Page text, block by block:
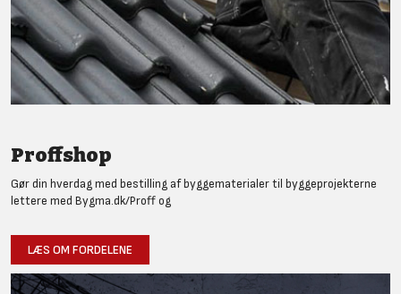
Proffshop
Gør din hverdag med bestilling af byggematerialer til byggeprojekterne
lettere med Bygma.dk/Proff og
LÆS OM FORDELENE